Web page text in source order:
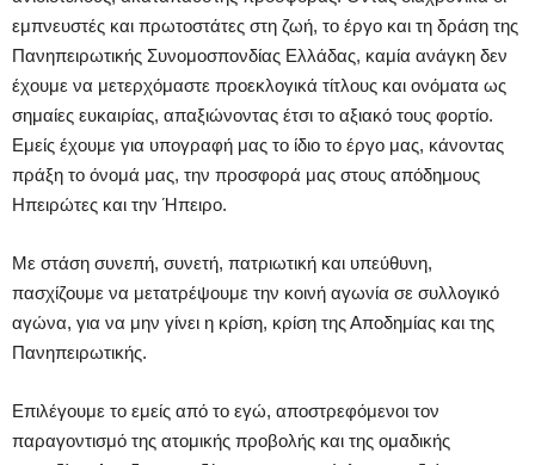
εμπνευστές και πρωτοστάτες στη ζωή, το έργο και τη δράση της
Πανηπειρωτικής Συνομοσπονδίας Ελλάδας, καμία ανάγκη δεν
έχουμε να μετερχόμαστε προεκλογικά τίτλους και ονόματα ως
σημαίες ευκαιρίας, απαξιώνοντας έτσι το αξιακό τους φορτίο.
Εμείς έχουμε για υπογραφή μας το ίδιο το έργο μας, κάνοντας
πράξη το όνομά μας, την προσφορά μας στους απόδημους
Ηπειρώτες και την Ήπειρο.
Με στάση συνεπή, συνετή, πατριωτική και υπεύθυνη,
πασχίζουμε να μετατρέψουμε την κοινή αγωνία σε συλλογικό
αγώνα, για να μην γίνει η κρίση, κρίση της Αποδημίας και της
Πανηπειρωτικής.
Επιλέγουμε το εμείς από το εγώ, αποστρεφόμενοι τον
παραγοντισμό της ατομικής προβολής και της ομαδικής